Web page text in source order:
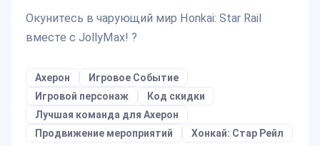
Окунитесь в чарующий мир Honkai: Star Rail
вместе с JollyMax! ?
Ахерон
Игровое Событие
Игровой персонаж
Код скидки
Лучшая команда для Ахерон
Продвижение мероприятий
Хонкай: Стар Рейл